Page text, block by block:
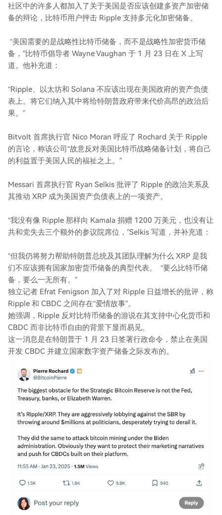
社区中的许多人都加入了关于美国是否应该创建多资产加密储
备的辩论，比特币用户抨击 Ripple 支持多元化加密储备。
“美国需要的是战略性比特币储备，而不是战略性加密货币储
备，”比特币倡导者 Wayne Vaughan 于 1 月 23 日在 X 上写
道。他补充道：
“Ripple、以太坊和 Solana 不应该出现在美国政府的资产负债
表上。将它们纳入其中将给特朗普政府带来代价高昂的政治后
果。”
Bitvolt 首席执行官 Nico Moran 呼应了 Rochard 关于 Ripple
的言论，称该公司“故意反对美国比特币战略储备计划，将自己
的利益置于美国人民的福祉之上。”
Messari 首席执行官 Ryan Selkis 批评了 Ripple 的政治关系及
其推动 XRP 成为美国资产负债表上的一项资产。
“我没有像 Ripple 那样向 Kamala 捐赠 1200 万美元，也没有让
共和党失去三个额外的参议院席位，”Selkis 写道，并补充道：
“但我仍将努力帮助特朗普总统及其团队理解为什么 XRP 是我
们不应该拥有国家加密货币储备的典型代表。 “要么比特币储
备，要么一无所有。”
独立记者 Efrat Fenigson 加入了对 Ripple 日益增长的批评，称
Ripple 和 CBDC 之间存在“爱情故事”。
她强调，Ripple 反对比特币储备的游说在其支持中心化货币和
CBDC 而非比特币自由的背景下显而易见。
这一消息是在特朗普于 1 月 23 日签署行政命令，禁止在美国
开发 CBDC 并建立国家数字资产储备之际发布的。